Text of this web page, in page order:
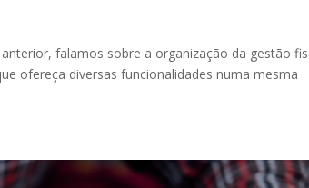
falamos sobre a organização da gestão
ofereça diversas funcionalidades numa mesma